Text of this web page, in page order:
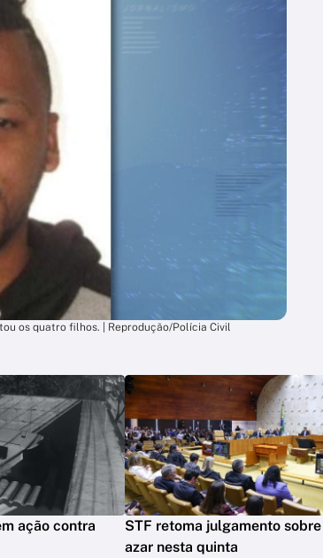
os quatro filhos. | Reprodução/Polícia Civil
ação contra
STF retoma julgamento
azar nesta quinta